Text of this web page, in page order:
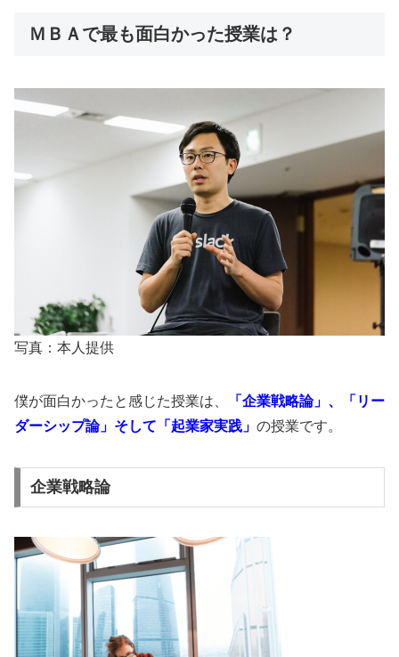
ＭＢＡで最も面白かった授業は？
写真：本人提供
僕が面白かったと感じた授業は、
「企業戦略論」、「リー
ダーシップ論」そして「起業家実践」 の授業です。
企業戦略論